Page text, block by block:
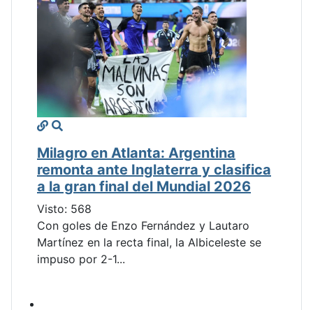
Milagro en Atlanta: Argentina
remonta ante Inglaterra y clasifica
a la gran final del Mundial 2026
Visto: 568
Con goles de Enzo Fernández y Lautaro
Martínez en la recta final, la Albiceleste se
impuso por 2-1...